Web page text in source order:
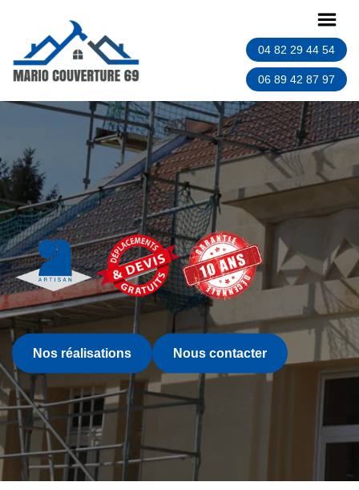
04 82 29 44 54
06 89 42 87 97
Nos réalisations Nous contacter